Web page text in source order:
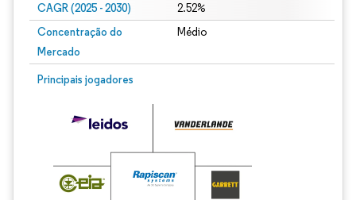
CAGR (2025 - 2030) 2.52%
Concentração do
Mercado
Médio
Principais jogadores